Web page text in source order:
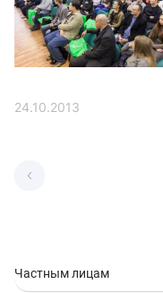
24.10.2013
Частным лицам